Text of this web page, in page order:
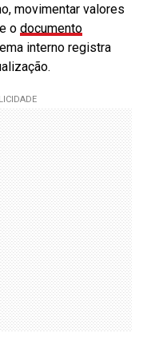
movimentar valores
o documento
interno registra